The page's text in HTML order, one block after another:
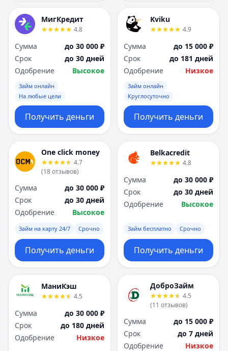
МигКредит
4.8
Сумма
до 30 000 ₽
Срок
до 30 дней
Одобрение
Высокое
Займ онлайн
На любые цели
Получить деньги
Kviku
4.9
Сумма
до 15 000 ₽
Срок
до 181 дней
Одобрение
Низкое
Займ онлайн
Круглосуточно
Получить деньги
One click money
4.7
(18отзывов)
Сумма
до 30 000 ₽
Срок
до 30 дней
Одобрение
Высокое
Займ на карту 24/7 Срочно
Получить деньги
Belkacredit
4.8
Сумма
до 30 000 ₽
Срок
до 30 дней
Одобрение
Высокое
Займ бесплатно Срочно
Получить деньги
МаниКэш
4.5
Сумма
до 30 000 ₽
Срок
до 180 дней
Одобрение
Низкое
ДоброЗайм
4.5
(11 отзывов)
Сумма
до 15 000 ₽
Срок
до 7 дней
Одобрение
Низкое